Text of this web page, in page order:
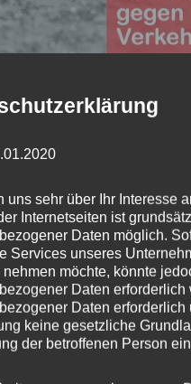
auf der
,Verkehrssicherheit
uns sehr über Ihr Interesse
Internetseiten ist
Daten möglich.
Services unseres
nehmen möchte, könnte
Daten erforderlich
Daten
keine gesetzliche
der betroffenen Person